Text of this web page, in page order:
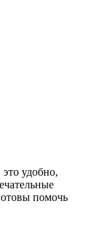
удобно,
помочь